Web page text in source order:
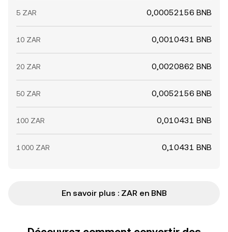
5 ZAR 0,00052156 BNB
10 ZAR 0,0010431 BNB
20 ZAR 0,0020862 BNB
50 ZAR 0,0052156 BNB
100 ZAR 0,010431 BNB
1 000 ZAR 0,10431 BNB
En savoir plus : ZAR en BNB